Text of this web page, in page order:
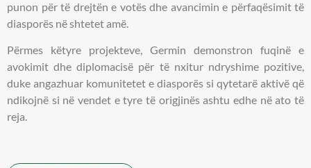
punon për të drejtën e votës dhe avancimin e përfaqësimit të
diasporës në shtetet amë.
Përmes këtyre projekteve, Germin demonstron fuqinë e
avokimit dhe diplomacisë për të nxitur ndryshime pozitive,
duke angazhuar komunitetet e diasporës si qytetarë aktivë që
ndikojnë si në vendet e tyre të origjinës ashtu edhe në ato të
reja.